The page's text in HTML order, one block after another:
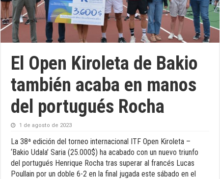
El Open Kiroleta de Bakio
también acaba en manos
del portugués Rocha
1 de agosto de 2023
La 38ª edición del torneo internacional ITF Open Kiroleta –
‘Bakio Udala’ Saria (25.000$) ha acabado con un nuevo triunfo
del portugués Henrique Rocha tras superar al francés Lucas
Poullain por un doble 6-2 en la final jugada este sábado en el